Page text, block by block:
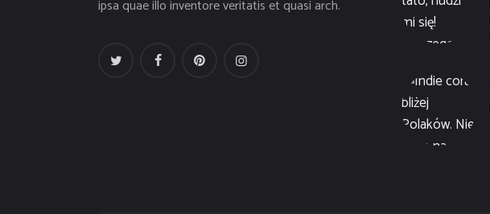
ipsa quae illo inventore veritatis et quasi arch.